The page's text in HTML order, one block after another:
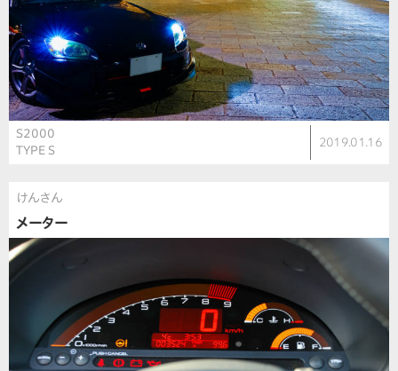
S2000
TYPE S
2019.01.16
けんさん
メーター